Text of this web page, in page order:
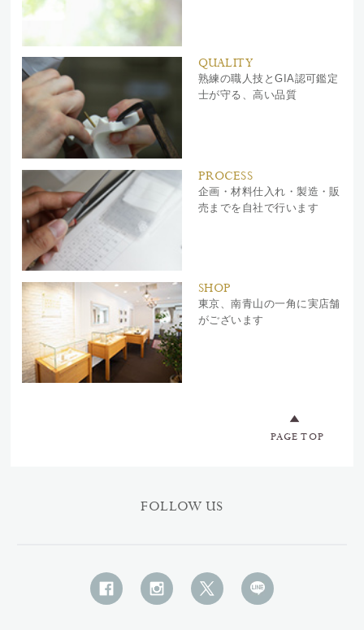
QUALITY
熟練の職人技とGIA認可鑑定
士が守る、高い品質
PROCESS
企画・材料仕入れ・製造・販
売までを自社で行います
SHOP
東京、南青山の一角に実店舗
がございます
PAGE TOP
FOLLOW US